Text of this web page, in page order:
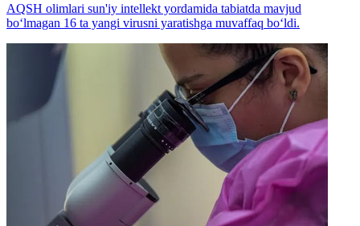
AQSH olimlari sun'iy intellekt yordamida tabiatda mavjud
bo‘lmagan 16 ta yangi virusni yaratishga muvaffaq bo‘ldi.